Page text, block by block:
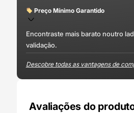
Preço Mínimo Garantido
Encontraste mais barato noutro
validação.
Descobre todas as vantagens de
Avaliações do